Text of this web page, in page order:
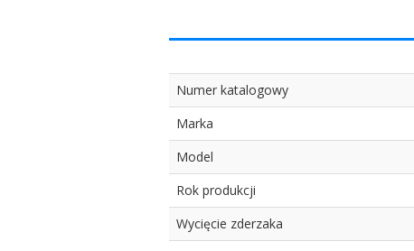
Numer katalogowy
Marka
Model
Rok produkcji
Wycięcie zderzaka